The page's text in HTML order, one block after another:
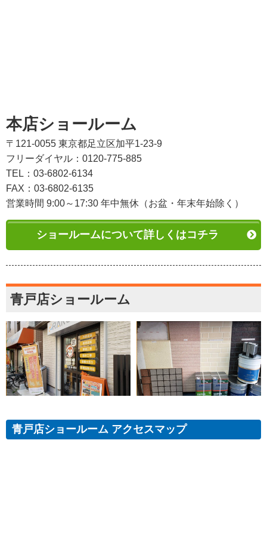
本店ショールーム
〒121-0055 東京都足立区加平1-23-9
フリーダイヤル：0120-775-885
TEL：03-6802-6134
FAX：03-6802-6135
営業時間 9:00～17:30 年中無休（お盆・年末年始除く）
ショールームについて詳しくはコチラ
青戸店ショールーム
青戸店ショールーム アクセスマップ